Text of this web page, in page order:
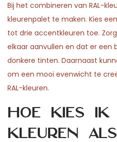
Bij het combineren van RAL-
kleurenpalet te maken. Kies
tot drie accentkleuren toe.
elkaar aanvullen en dat er een
donkere tinten. Daarnaast
om een mooi evenwicht te
RAL-kleuren.
Hoe kies ik
kleuren